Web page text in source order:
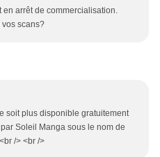
en arrêt de commercialisation.
vos scans?
soit plus disponible gratuitement
Soleil Manga sous le nom de
/> <br />